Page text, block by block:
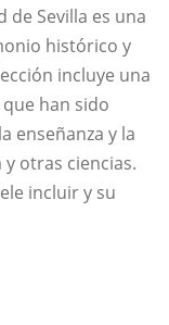
Sevilla es una
histórico y
incluye una
han sido
enseñanza y la
otras ciencias.
incluir y su